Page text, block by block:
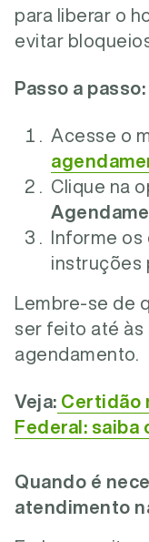
para liberar o
evitar
Passo a passo:
Acesse o
Clique na
Informe
instruções
Lembre-se de
ser feito até às
agendamento.
Veja: Certidão
Federal: saiba
Quando é
atendimento